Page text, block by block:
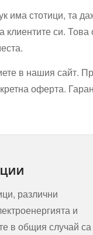
има стотици, та
си.
в нашия
оферта.
различни
и
в общия случай са